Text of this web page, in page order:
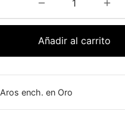
Añadir al carrito
Aros ench. en Oro